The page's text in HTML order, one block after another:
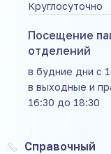
Круглосуточно
Посещение
отделений
в будние дни с
в выходные и
16:30 до 18:30
Справочный